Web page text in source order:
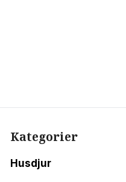
Kategorier
Husdjur